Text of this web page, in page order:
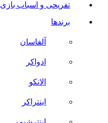
تفریحی و اسباب بازی
برندها
آلفاسان
ادواکر
الانکو
اینتراکر